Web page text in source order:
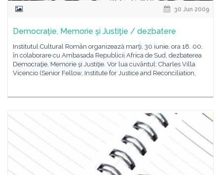
30 Jun 2009
Democraţie, Memorie şi Justiţie / dezbatere
Institutul Cultural Român organizează marţi, 30 iunie, ora 18. 00,
în colaborare cu Ambasada Republicii Africa de Sud, dezbaterea
Democraţie, Memorie şi Justiţie. Vor lua cuvântul: Charles Villa
Vicencio (Senior Fellow, Institute for Justice and Reconciliation,